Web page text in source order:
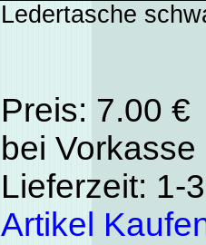
Ledertasche
Preis: 7.00
bei
Lieferzeit: 1-
Artikel